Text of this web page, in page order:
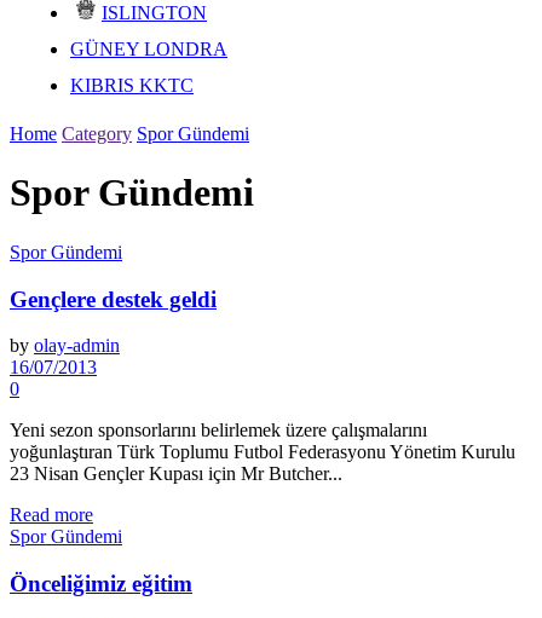
ISLINGTON
GÜNEY LONDRA
KIBRIS KKTC
Home Category Spor Gündemi
Spor Gündemi
Spor Gündemi
Gençlere destek geldi
by olay-admin
16/07/2013
0
Yeni sezon sponsorlarını belirlemek üzere çalışmalarını
yoğunlaştıran Türk Toplumu Futbol Federasyonu Yönetim Kurulu
23 Nisan Gençler Kupası için Mr Butcher...
Read more
Spor Gündemi
Önceliğimiz eğitim